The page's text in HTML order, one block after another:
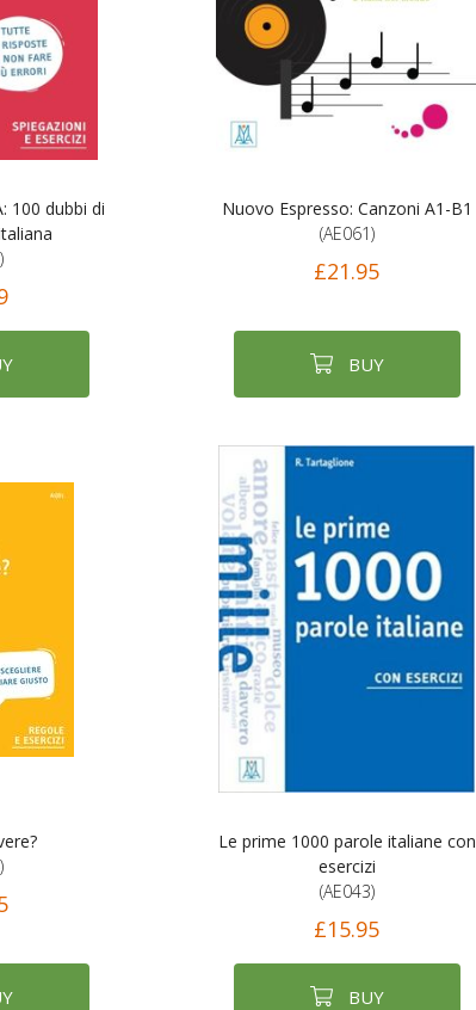
100 dubbi di
Nuovo Espresso: Canzoni A1-B1
(AE061)
£21.95
BUY
Le prime 1000 parole italiane con
esercizi
(AE043)
£15.95
BUY